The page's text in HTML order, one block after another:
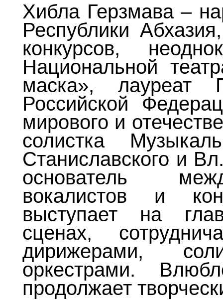
Хибла Герзмава –
Республики
конкурсов,
Национальной
маска», лауреат
Российской
мирового и
солистка
Станиславского и
основатель
вокалистов и
выступает на
сценах,
дирижерами,
оркестрами.
продолжает